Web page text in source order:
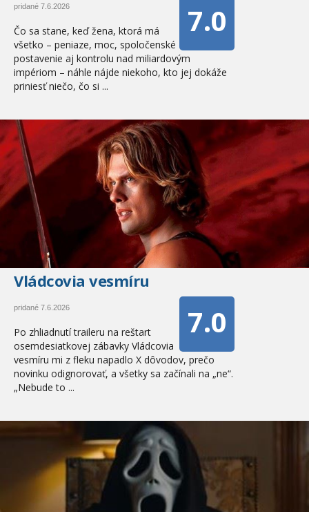
7.0
pridané 7.6.2026
Čo sa stane, keď žena, ktorá má
všetko – peniaze, moc, spoločenské
postavenie aj kontrolu nad miliardovým
impériom – náhle nájde niekoho, kto jej dokáže
priniesť niečo, čo si ...
Vládcovia vesmíru
7.0
pridané 7.6.2026
Po zhliadnutí traileru na reštart
osemdesiatkovej zábavky Vládcovia
vesmíru mi z fleku napadlo X dôvodov, prečo
novinku odignorovať, a všetky sa začínali na „ne“.
„Nebude to ...